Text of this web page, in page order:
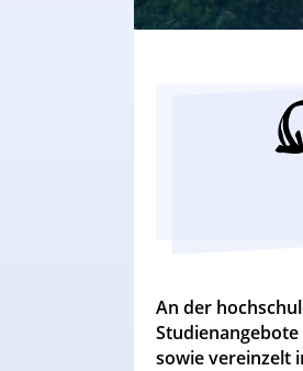
An der
sowie vereinzelt